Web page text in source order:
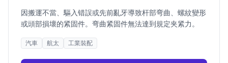
因搬運不當、驅入错誤或先前亂牙導致杆部弯曲、螺紋變形
或頭部損壞的紧固件。弯曲紧固件無法達到規定夹紧力。
汽車 航太 工業裝配